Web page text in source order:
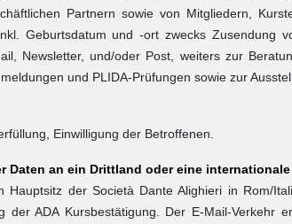
Partnern sowie von Mitgliedern,
Geburtsdatum und -ort zwecks Zusendung
Newsletter, und/oder Post, weiters zur
und PLIDA-Prüfungen sowie zur
Einwilligung der Betroffenen.
Daten an ein Drittland oder eine
Hauptsitz der Società Dante Alighieri in Rom/
der ADA Kursbestätigung. Der E-Mail-Verkehr